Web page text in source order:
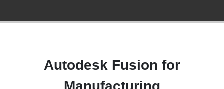
Autodesk Fusion for
Manufacturing